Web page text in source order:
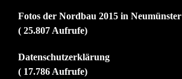
Fotos der Nordbau 2015 in Neumünster
( 25.807 Aufrufe)
Datenschutzerklärung
( 17.786 Aufrufe)